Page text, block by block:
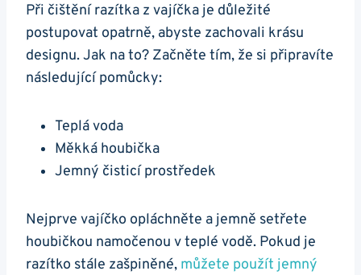
Při čištění razítka z vajíčka je důležité
postupovat opatrně, abyste zachovali krásu
designu. Jak na to? Začněte tím, že si připravíte
následující pomůcky:
Teplá voda
Měkká houbička
Jemný čisticí prostředek
Nejprve vajíčko opláchněte a jemně setřete
houbičkou namočenou v teplé vodě. Pokud je
razítko stále zašpiněné, můžete použít jemný